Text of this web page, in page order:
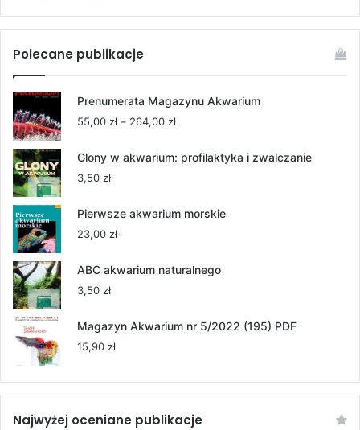
Polecane publikacje
Prenumerata Magazynu Akwarium
55,00 zł – 264,00 złZakres
od
Glony w akwarium: profilaktyka i zwalczanie
3,50 zł
Pierwsze akwarium morskie
23,00 zł
ABC akwarium naturalnego
3,50 zł
Magazyn Akwarium nr 5/2022 (195) PDF
15,90 zł
Najwyżej oceniane publikacje